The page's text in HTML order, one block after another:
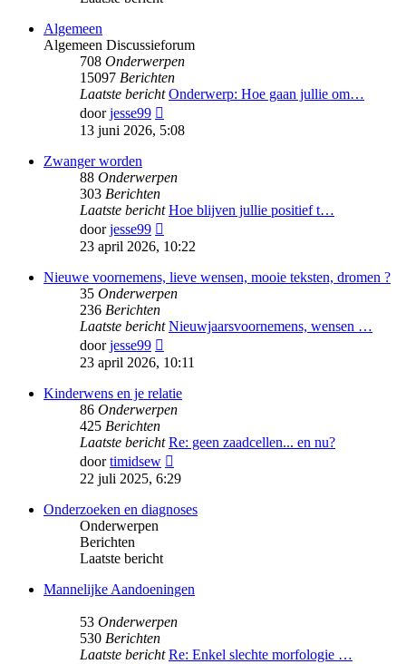
Algemeen
Algemeen Discussieforum
708 Onderwerpen
15097 Berichten
Laatste bericht Onderwerp: Hoe gaan jullie om…
doorjesse99
laatste
13 juni 2026, 5:08
Zwanger worden
88 Onderwerpen
303 Berichten
Laatste bericht Hoe blijven jullie positief t…
doorjesse99
laatste
23 april 2026, 10:22
Nieuwe voornemens, lieve wensen, mooie teksten, dromen ?
35 Onderwerpen
236 Berichten
Laatste bericht Nieuwjaarsvoornemens, wensen …
doorjesse99
laatste
23 april 2026, 10:11
Kinderwens en je relatie
86 Onderwerpen
425 Berichten
Laatste bericht Re: geen zaadcellen... en nu?
doortimidsew
laatste
22 juli 2025, 6:29
Onderzoeken en diagnoses
Onderwerpen
Berichten
Laatste bericht
Mannelijke Aandoeningen
53 Onderwerpen
530 Berichten
Laatste bericht Re: Enkel slechte morfologie …